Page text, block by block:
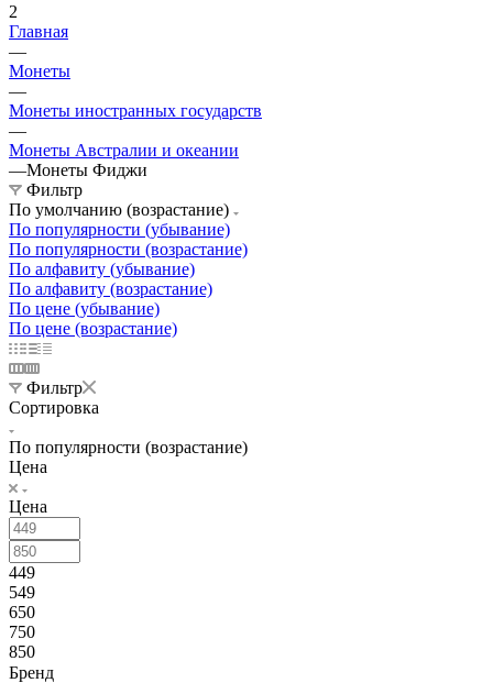
2
Главная
—
Монеты
—
Монеты иностранных государств
—
Монеты Австралии и океании
—Монеты Фиджи
Фильтр
По умолчанию (возрастание)
По популярности (убывание)
По популярности (возрастание)
По алфавиту (убывание)
По алфавиту (возрастание)
По цене (убывание)
По цене (возрастание)
Фильтр
Сортировка
По популярности (возрастание)
Цена
Цена
449
549
650
750
850
Бренд